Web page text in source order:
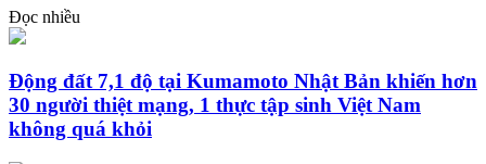
Đọc nhiều
Động đất 7,1 độ tại Kumamoto Nhật Bản khiến hơn
30 người thiệt mạng, 1 thực tập sinh Việt Nam
không quá khỏi